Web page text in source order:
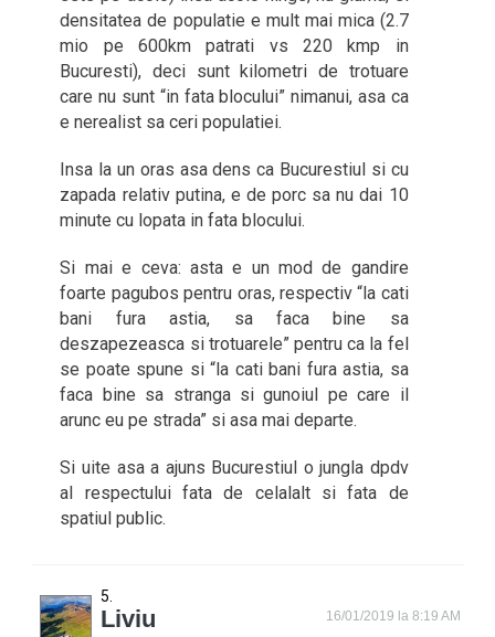
densitatea de populatie e mult mai mica (2.7
mio pe 600km patrati vs 220 kmp in
Bucuresti), deci sunt kilometri de trotuare
care nu sunt “in fata blocului” nimanui, asa ca
e nerealist sa ceri populatiei.
Insa la un oras asa dens ca Bucurestiul si cu
zapada relativ putina, e de porc sa nu dai 10
minute cu lopata in fata blocului.
Si mai e ceva: asta e un mod de gandire
foarte pagubos pentru oras, respectiv “la cati
bani fura astia, sa faca bine sa
deszapezeasca si trotuarele” pentru ca la fel
se poate spune si “la cati bani fura astia, sa
faca bine sa stranga si gunoiul pe care il
arunc eu pe strada” si asa mai departe.
Si uite asa a ajuns Bucurestiul o jungla dpdv
al respectului fata de celalalt si fata de
spatiul public.
Liviu 16/01/2019 la 8:19 AM